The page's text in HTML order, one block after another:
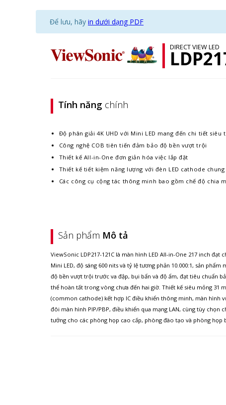
Để lưu, hãy in dưới dạng PDF
DIRECT VIEW LED
Tính năng chính
Độ phân giải 4K UHD với Mini LED mang đến chi tiết siêu
Công nghệ COB tiên tiến đảm bảo độ bền vượt trội
Thiết kế All-in-One đơn giản hóa việc lắp đặt
Thiết kế tiết kiệm năng lượng với đèn LED cathode
Các công cụ cộng tác thông minh bao gồm chế độ chia
Sản phẩm Mô tả
ViewSonic LDP217-121C là màn hình LED All-in-One 217 inch
Mini LED, độ sáng 600 nits và tỷ lệ tương phản 10.000:1, sản
độ bền vượt trội trước va đập, bụi bẩn và độ ẩm, đạt tiêu chuẩn
thể hoàn tất trong vòng chưa đến hai giờ. Thiết kế siêu mỏng 31
(common cathode) kết hợp IC điều khiển thông minh, màn hình
đôi màn hình PIP/PBP, điều khiển qua mạng LAN, cùng tùy
tưởng cho các phòng họp cao cấp, phòng đào tạo và phòng họp